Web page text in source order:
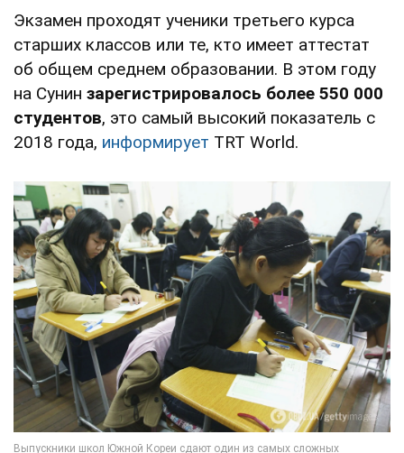
Экзамен проходят ученики третьего курса
старших классов или те, кто имеет аттестат
об общем среднем образовании. В этом году
на Сунин зарегистрировалось более 550 000
студентов, это самый высокий показатель с
2018 года, информирует ТRT World.